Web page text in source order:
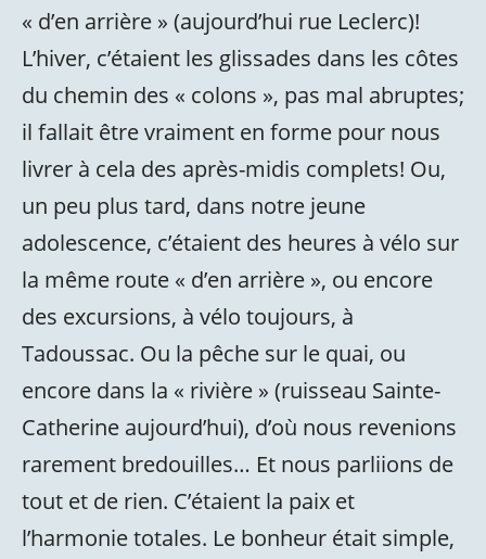
« d’en arrière » (aujourd’hui rue Leclerc)!
L’hiver, c’étaient les glissades dans les côtes
du chemin des « colons », pas mal abruptes;
il fallait être vraiment en forme pour nous
livrer à cela des après-midis complets! Ou,
un peu plus tard, dans notre jeune
adolescence, c’étaient des heures à vélo sur
la même route « d’en arrière », ou encore
des excursions, à vélo toujours, à
Tadoussac. Ou la pêche sur le quai, ou
encore dans la « rivière » (ruisseau Sainte-
Catherine aujourd’hui), d’où nous revenions
rarement bredouilles… Et nous parliions de
tout et de rien. C’étaient la paix et
l’harmonie totales. Le bonheur était simple,